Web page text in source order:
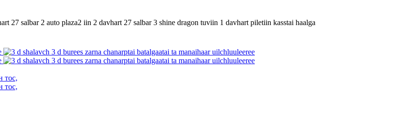
27 salbar 2 auto plaza2 iin 2 davhart 27 salbar 3 shine dragon tuviin 1 davhart piletiin kasstai haalga
тос,
тос,